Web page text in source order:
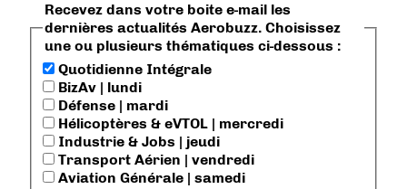
Recevez dans votre boite e-mail les
dernières actualités Aerobuzz. Choisissez
une ou plusieurs thématiques ci-dessous :
Quotidienne Intégrale
BizAv | lundi
Défense | mardi
Hélicoptères & eVTOL | mercredi
Industrie & Jobs | jeudi
Transport Aérien | vendredi
Aviation Générale | samedi